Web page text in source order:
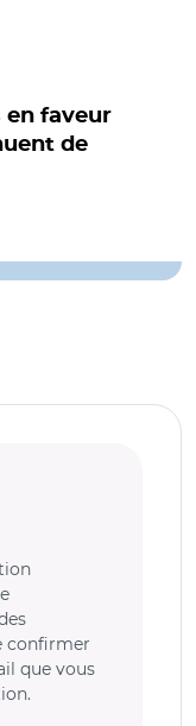
en faveur
de
confirmer
que vous